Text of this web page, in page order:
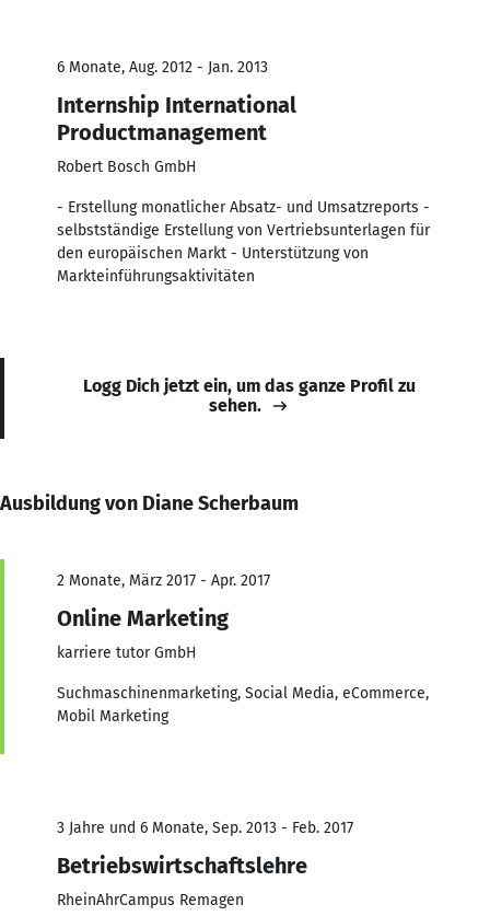
6 Monate, Aug. 2012 - Jan. 2013
Internship International
Productmanagement
Robert Bosch GmbH
- Erstellung monatlicher Absatz- und Umsatzreports -
selbstständige Erstellung von Vertriebsunterlagen für
den europäischen Markt - Unterstützung von
Markteinführungsaktivitäten
Logg Dich jetzt ein, um das ganze Profil zu
sehen.
Ausbildung von Diane Scherbaum
2 Monate, März 2017 - Apr. 2017
Online Marketing
karriere tutor GmbH
Suchmaschinenmarketing, Social Media, eCommerce,
Mobil Marketing
3 Jahre und 6 Monate, Sep. 2013 - Feb. 2017
Betriebswirtschaftslehre
RheinAhrCampus Remagen